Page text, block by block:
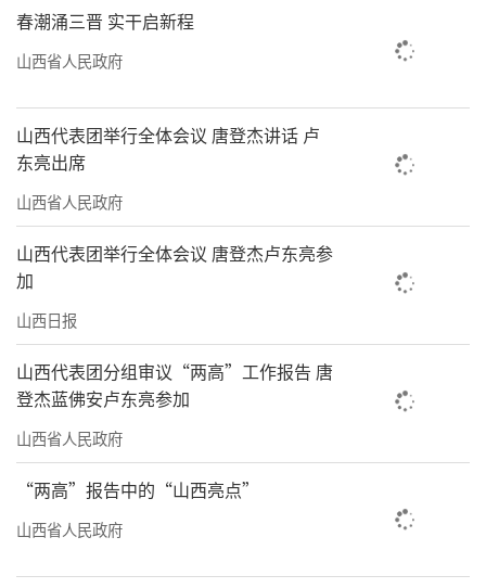
春潮涌三晋 实干启新程
山西省人民政府
山西代表团举行全体会议 唐登杰讲话 卢
东亮出席
山西省人民政府
山西代表团举行全体会议 唐登杰卢东亮参
加
山西日报
山西代表团分组审议“两高”工作报告 唐
登杰蓝佛安卢东亮参加
山西省人民政府
“两高”报告中的“山西亮点”
山西省人民政府